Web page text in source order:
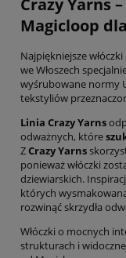
Crazy Yarns
Magicloop
Najpiękniejsze włóczki
we Włoszech
wyśrubowane normy
tekstyliów
Linia Crazy Yarns
odważnych, które
ZCrazy Yarns
ponieważ włóczki
dziewiarskich.
których
rozwinąć skrzydła
Włóczki o mocnych
strukturach i